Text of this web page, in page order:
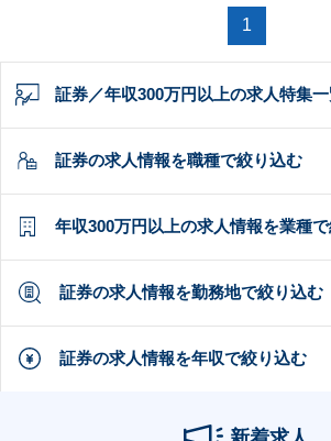
1
証券／年収300万円以上の求人特集
証券の求人情報を職種で絞り込む
年収300万円以上の求人情報を業種
証券の求人情報を勤務地で絞り込む
証券の求人情報を年収で絞り込む